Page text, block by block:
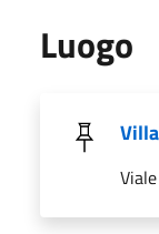
Luogo